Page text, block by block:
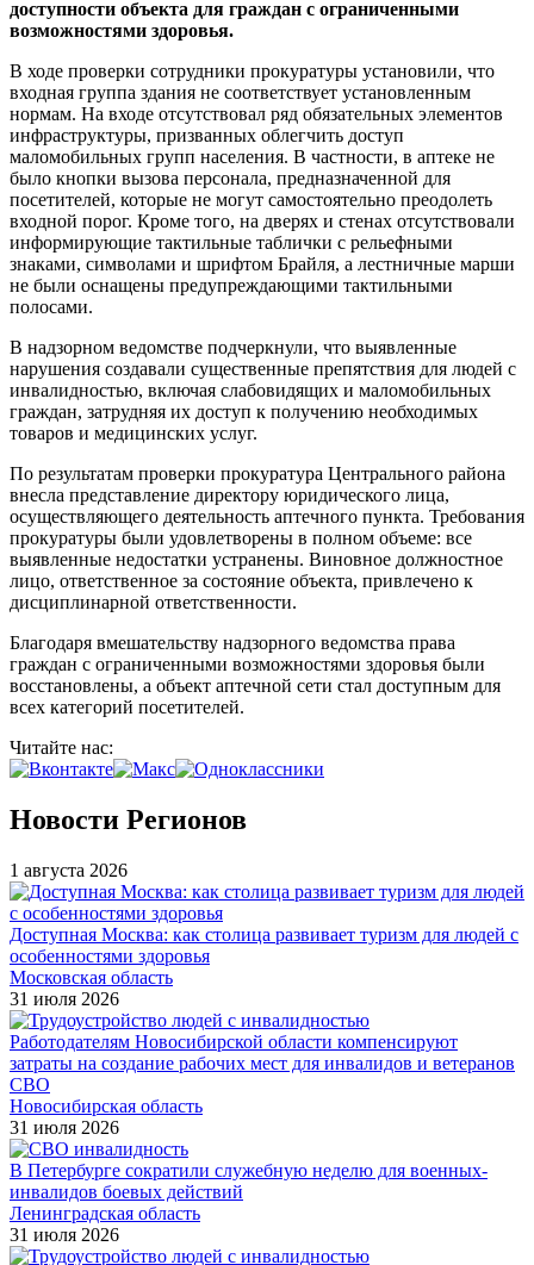
доступности объекта для граждан с ограниченными
возможностями здоровья.
В ходе проверки сотрудники прокуратуры установили, что
входная группа здания не соответствует установленным
нормам. На входе отсутствовал ряд обязательных элементов
инфраструктуры, призванных облегчить доступ
маломобильных групп населения. В частности, в аптеке не
было кнопки вызова персонала, предназначенной для
посетителей, которые не могут самостоятельно преодолеть
входной порог. Кроме того, на дверях и стенах отсутствовали
информирующие тактильные таблички с рельефными
знаками, символами и шрифтом Брайля, а лестничные марши
не были оснащены предупреждающими тактильными
полосами.
В надзорном ведомстве подчеркнули, что выявленные
нарушения создавали существенные препятствия для людей с
инвалидностью, включая слабовидящих и маломобильных
граждан, затрудняя их доступ к получению необходимых
товаров и медицинских услуг.
По результатам проверки прокуратура Центрального района
внесла представление директору юридического лица,
осуществляющего деятельность аптечного пункта. Требования
прокуратуры были удовлетворены в полном объеме: все
выявленные недостатки устранены. Виновное должностное
лицо, ответственное за состояние объекта, привлечено к
дисциплинарной ответственности.
Благодаря вмешательству надзорного ведомства права
граждан с ограниченными возможностями здоровья были
восстановлены, а объект аптечной сети стал доступным для
всех категорий посетителей.
Читайте нас:
Новости Регионов
1 августа 2026
Доступная Москва: как столица развивает туризм для людей с
особенностями здоровья
Московская область
31 июля 2026
Работодателям Новосибирской области компенсируют
затраты на создание рабочих мест для инвалидов и ветеранов
СВО
Новосибирская область
31 июля 2026
В Петербурге сократили служебную неделю для военных-
инвалидов боевых действий
Ленинградская область
31 июля 2026